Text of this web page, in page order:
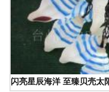
闪亮星辰海洋 至臻贝壳太